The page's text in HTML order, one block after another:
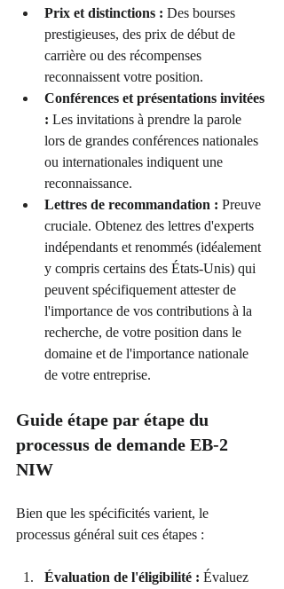
Prix et distinctions : Des bourses
prestigieuses, des prix de début de
carrière ou des récompenses
reconnaissent votre position.
Conférences et présentations invitées
: Les invitations à prendre la parole
lors de grandes conférences nationales
ou internationales indiquent une
reconnaissance.
Lettres de recommandation : Preuve
cruciale. Obtenez des lettres d'experts
indépendants et renommés (idéalement
y compris certains des États-Unis) qui
peuvent spécifiquement attester de
l'importance de vos contributions à la
recherche, de votre position dans le
domaine et de l'importance nationale
de votre entreprise.
Guide étape par étape du
processus de demande EB-2
NIW
Bien que les spécificités varient, le
processus général suit ces étapes :
Évaluation de l'éligibilité : Évaluez